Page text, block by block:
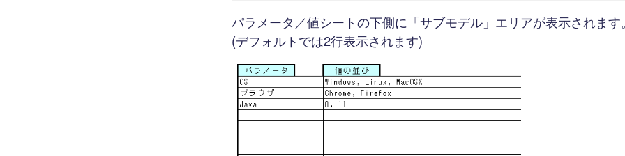
パラメータ／値シートの下側に「サブモデル」エリアが表示されます
(デフォルトでは2行表示されます)